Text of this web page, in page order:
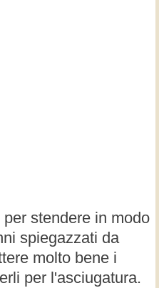
stendere in modo
spiegazzati da
molto bene i
per l'asciugatura.